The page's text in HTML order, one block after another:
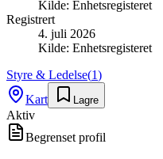
Kilde: Enhetsregisteret
Registrert
4. juli 2026
Kilde: Enhetsregisteret
Styre & Ledelse(1)
Kart
Lagre
Aktiv
Begrenset profil